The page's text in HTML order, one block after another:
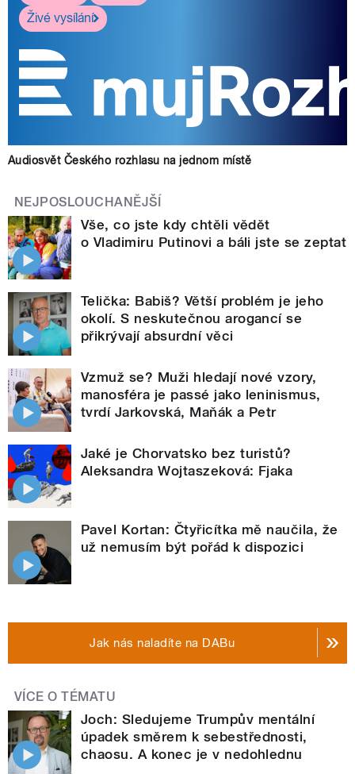
Živé vysílání
Audiosvět Českého rozhlasu na jednom místě
NEJPOSLOUCHANĚJŠÍ
Vše, co jste kdy chtěli vědět
o Vladimiru Putinovi a báli jste se zeptat
Telička: Babiš? Větší problém je jeho
okolí. S neskutečnou arogancí se
přikrývají absurdní věci
Vzmuž se? Muži hledají nové vzory,
manosféra je passé jako leninismus,
tvrdí Jarkovská, Maňák a Petr
Jaké je Chorvatsko bez turistů?
Aleksandra Wojtaszeková: Fjaka
Pavel Kortan: Čtyřicítka mě naučila, že
už nemusím být pořád k dispozici
Jak nás naladíte na DABu
VÍCE O TÉMATU
Joch: Sledujeme Trumpův mentální
úpadek směrem k sebestřednosti,
chaosu. A konec je v nedohlednu